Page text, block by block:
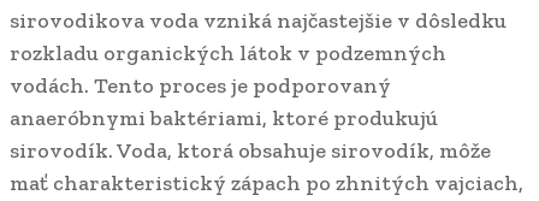
sirovodikova voda vzniká najčastejšie v dôsledku
rozkladu organických látok v podzemných
vodách. Tento proces je podporovaný
anaeróbnymi baktériami, ktoré produkujú
sirovodík. Voda, ktorá obsahuje sirovodík, môže
mať charakteristický zápach po zhnitých vajciach,